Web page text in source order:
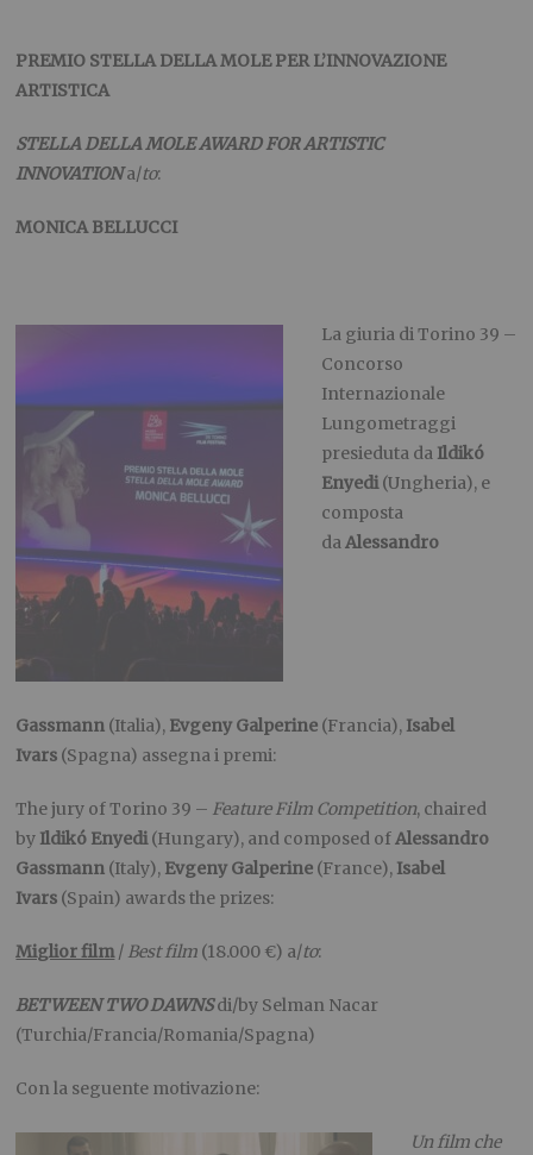
PREMIO STELLA DELLA MOLE PER L’INNOVAZIONE
ARTISTICA
STELLA DELLA MOLE AWARD FOR ARTISTIC
INNOVATIONa/to:
MONICA BELLUCCI
La giuria di Torino 39 –
Concorso
Internazionale
Lungometraggi
presieduta da Ildikó
Enyedi(Ungheria), e
composta
daAlessandro
Gassmann (Italia), Evgeny Galperine (Francia), Isabel
Ivars (Spagna) assegna i premi:
The jury of Torino 39 – Feature Film Competition, chaired
by Ildikó Enyedi(Hungary), and composed ofAlessandro
Gassmann (Italy), Evgeny Galperine (France), Isabel
Ivars (Spain) awards the prizes:
Miglior film/ Best film (18.000 €) a/to:
BETWEEN TWO DAWNSdi/by Selman Nacar
(Turchia/Francia/Romania/Spagna)
Con la seguente motivazione:
Un film che